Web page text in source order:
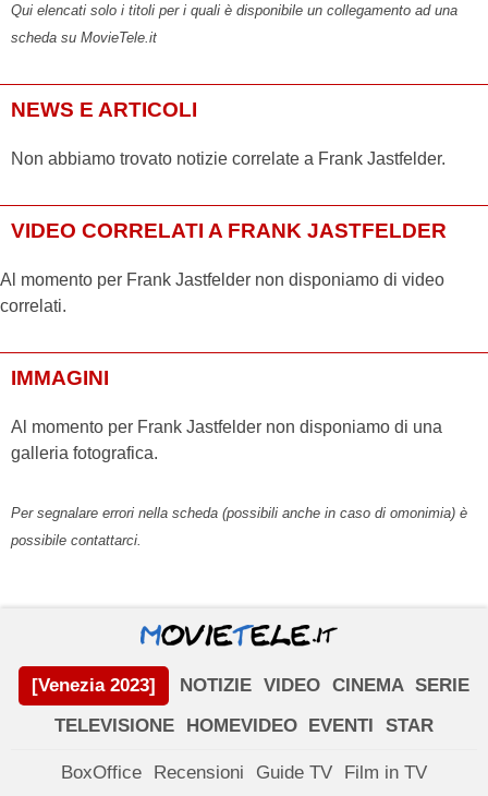
Qui elencati solo i titoli per i quali è disponibile un collegamento ad una
scheda su MovieTele.it
NEWS E ARTICOLI
Non abbiamo trovato notizie correlate a Frank Jastfelder.
VIDEO CORRELATI A FRANK JASTFELDER
Al momento per Frank Jastfelder non disponiamo di video
correlati.
IMMAGINI
Al momento per Frank Jastfelder non disponiamo di una
galleria fotografica.
Per segnalare errori nella scheda (possibili anche in caso di omonimia) è
possibile contattarci.
[Venezia 2023] NOTIZIE VIDEO CINEMA SERIE
TELEVISIONE
HOMEVIDEO EVENTI STAR
BoxOffice Recensioni Guide TV Film in TV